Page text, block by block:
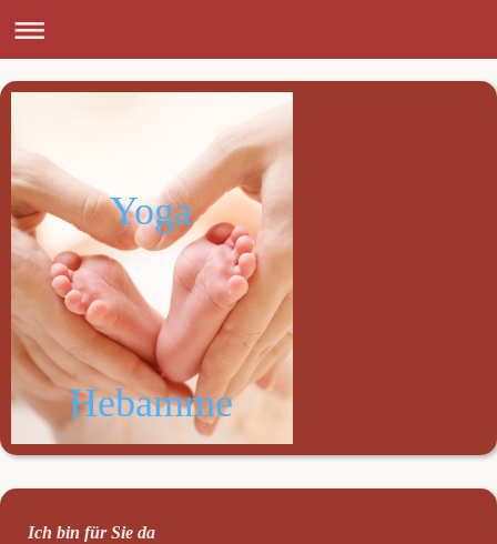
Yoga
Hebamme
Ich bin für Sie da